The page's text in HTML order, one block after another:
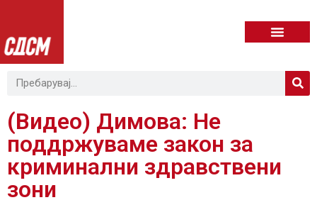
(Видео) Димова: Не
поддржуваме закон за
криминални здравствени
зони